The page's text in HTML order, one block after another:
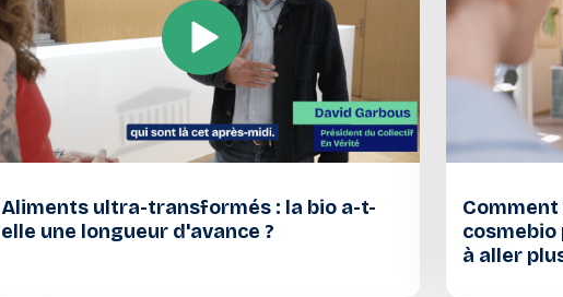
Aliments ultra-transformés : la bio a-t-
elle une longueur d'avance ?
cosmebio
à aller